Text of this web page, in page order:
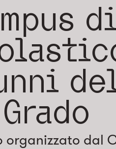
organizzato dal